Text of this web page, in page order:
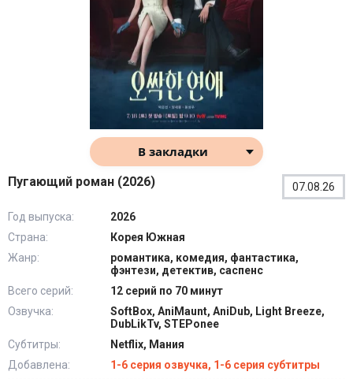
В закладки
Пугающий роман (2026) 07.08.26
Год выпуска:
2026
Страна:
Корея Южная
Жанр:
романтика, комедия, фантастика,
фэнтези, детектив, саспенс
Всего серий:
12 серий по 70 минут
Озвучка:
SoftBox, AniMaunt, AniDub, Light Breeze,
DubLikTv, STEPonee
Субтитры:
Netflix, Мания
Добавлена:
1-6 серия озвучка, 1-6 серия субтитры